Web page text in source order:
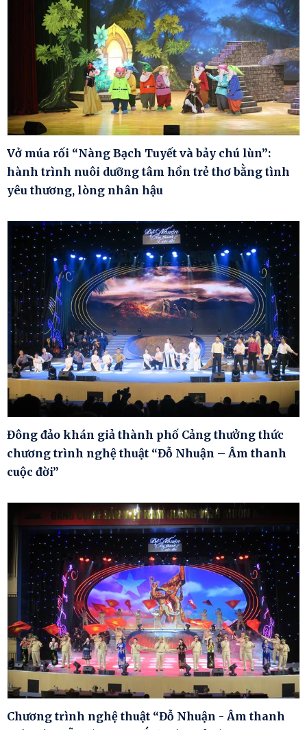
Vở múa rối “Nàng Bạch Tuyết và bảy chú lùn”:
hành trình nuôi dưỡng tâm hồn trẻ thơ bằng tình
yêu thương, lòng nhân hậu
Đông đảo khán giả thành phố Cảng thưởng thức
chương trình nghệ thuật “Đỗ Nhuận – Âm thanh
cuộc đời”
Chương trình nghệ thuật “Đỗ Nhuận - Âm thanh